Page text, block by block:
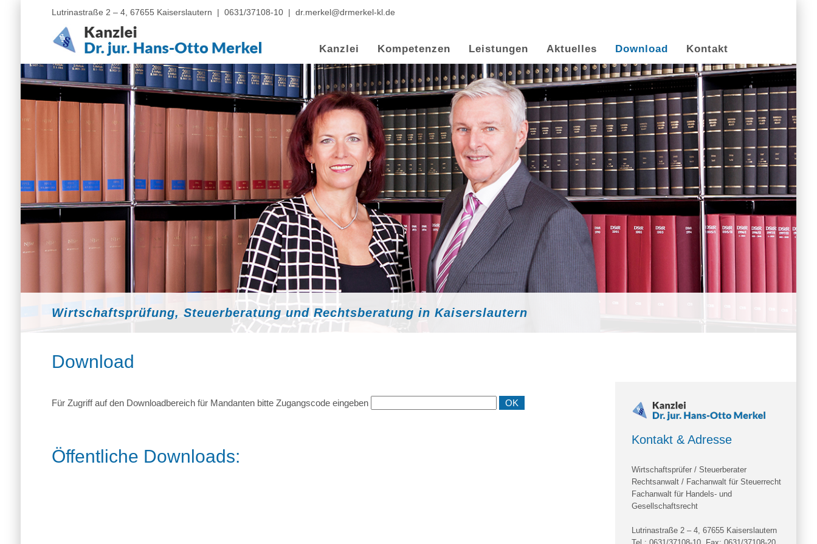
Lutrinastraße 2 – 4, 67655 Kaiserslautern | 0631/37108-10| dr.merkel@drmerkel-kl.de
Kanzlei Kompetenzen Leistungen Aktuelles Download Kontakt
Wirtschaftsprüfung, Steuerberatung und Rechtsberatung in Kaiserslautern
Download
Für Zugriff auf den Downloadbereich für Mandanten bitte Zugangscode eingeben
Öffentliche Downloads:
Kontakt & Adresse
Wirtschaftsprüfer / Steuerberater
Rechtsanwalt / Fachanwalt für Steuerrecht
Fachanwalt für Handels- und
Gesellschaftsrecht
Lutrinastraße 2 – 4, 67655 Kaiserslautern